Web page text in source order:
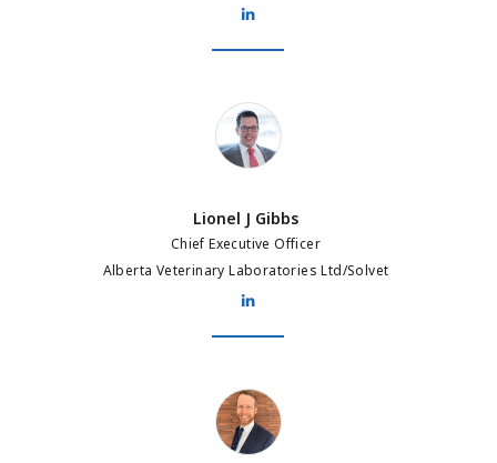
Lionel J Gibbs
Chief Executive Officer
Alberta Veterinary Laboratories Ltd/Solvet